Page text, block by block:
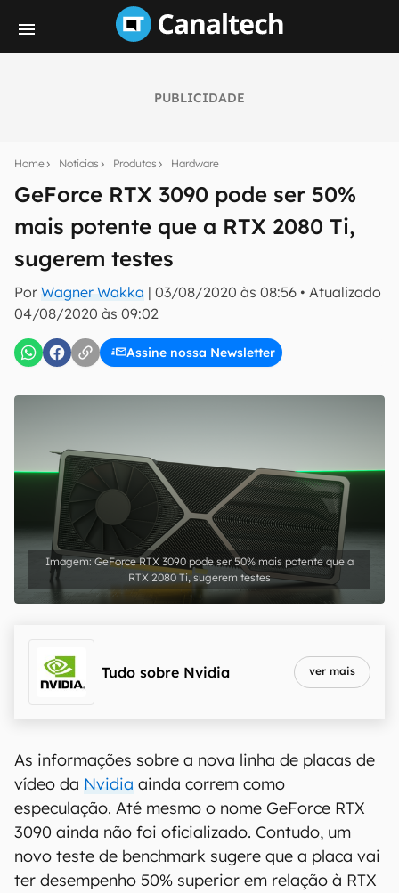
PUBLICIDADE
Home Notícias Produtos Hardware
GeForce RTX 3090 pode ser 50%
mais potente que a RTX 2080 Ti,
sugerem testes
Por Wagner Wakka | 03/08/2020 às 08:56 • Atualizado
04/08/2020 às 09:02
Assine nossa Newsletter
notícias e reviews sobre tecnologia em primeira
mão.
E-mail
inscreva-se
Confirmo que li, aceito e concordo com os Termos de
Uso e Política de Privacidade do Canaltech.
GeForce RTX 3090 pode ser 50% mais potente que a
RTX 2080 Ti, sugerem testes
Tudo sobre Nvidia ver mais
As informações sobre a nova linha de placas de
vídeo da Nvidia ainda correm como
especulação. Até mesmo o nome GeForce RTX
3090 ainda não foi oficializado. Contudo, um
novo teste de benchmark sugere que a placa vai
ter desempenho 50% superior em relação à RTX